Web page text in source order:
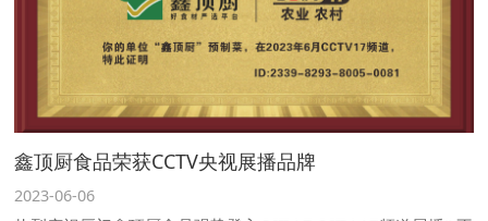
鑫顶厨食品荣获CCTV央视展播品牌
2023-06-06